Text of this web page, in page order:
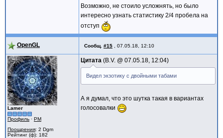
Возможно, не стоило усложнять, но было
интересно узнать статистику 2/4 пробела на
отступ
OpenGL Сообщ. #15 07.05.18, 12:10
Lamer
Профиль · PM
Поощрения: 2 Dgm
Рейтинг (ф): 182
Цитата B.V. @ 07.05.18, 12:04
Видел экзотику с двойными табами
А я думал, что это шутка такая в вариантах
голосовалки